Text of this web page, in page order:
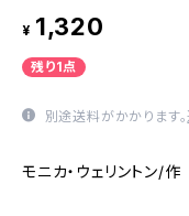
¥ 1,320
残り1点
別途送料がかかります。
モニカ・ウェリント